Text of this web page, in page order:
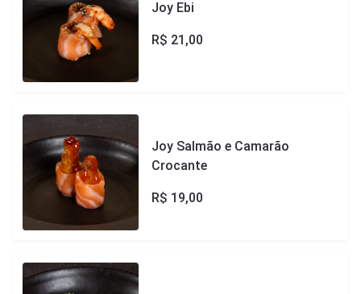
Joy Ebi
R$ 21,00
Joy Salmão e Camarão
Crocante
R$ 19,00